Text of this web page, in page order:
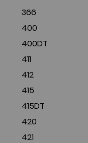
366
400
400DT
411
412
415
415DT
420
421